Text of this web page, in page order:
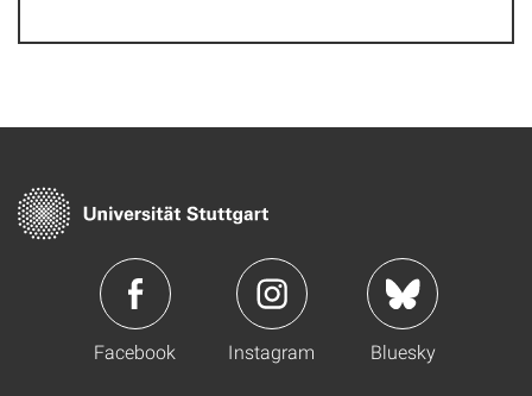
Facebook Instagram Bluesky